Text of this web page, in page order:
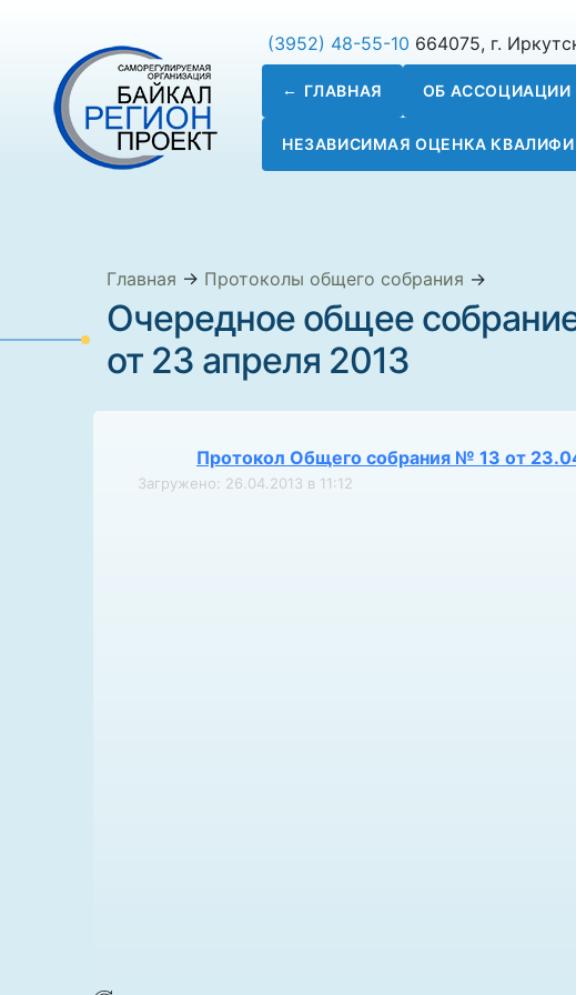
(3952) 48-55-10 664075, г.
ГЛАВНАЯ ОБ АССОЦИАЦИИ
НЕЗАВИСИМАЯ ОЦЕНКА
Главная → Протоколы общего собрания →
Очередное общее
от 23 апреля 2013
Протокол Общего собрания № 13 от
Загружено: 26.04.2013 в 11:12